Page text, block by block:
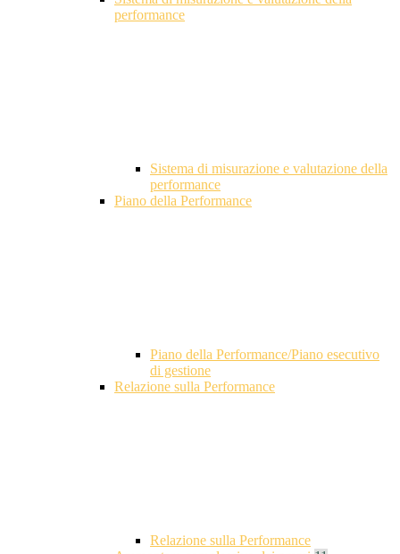
performance
Sistema di misurazione e valutazione della
performance
Piano della Performance
Piano della Performance/Piano esecutivo
di gestione
Relazione sulla Performance
Relazione sulla Performance